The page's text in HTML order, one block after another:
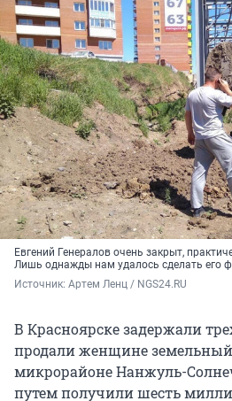
Евгений Генералов очень закрыт,
Лишь однажды нам удалось сделать его
Источник: Артем Ленц / NGS24.RU
В Красноярске задержали
продали женщине
микрорайоне Нанжуль-
путем получили шесть